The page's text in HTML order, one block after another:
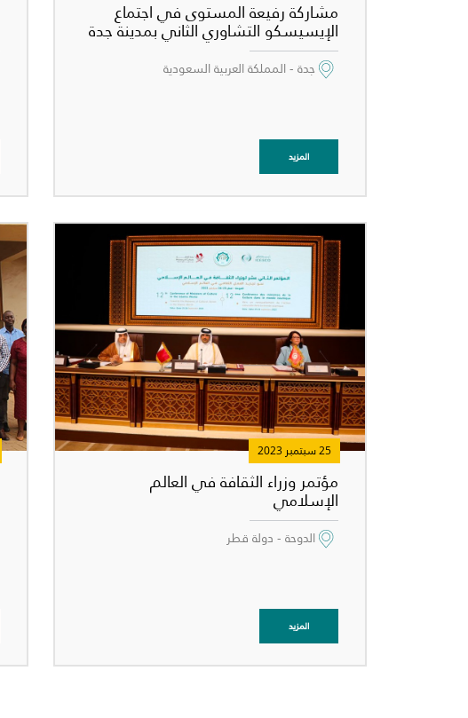
مشاركة رفيعة المستوى في اجتماع
الإيسيسكو التشاوري الثاني بمدينة جدة
جدة - المملكة العربية السعودية
المزيد
25 سبتمبر 2023
مؤتمر وزراء الثقافة في العالم
الإسلامي
الدوحة - دولة قطر
المزيد